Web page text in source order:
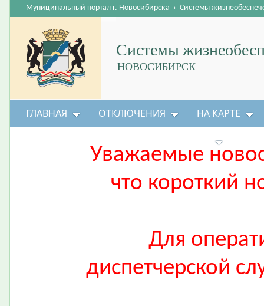
Системы
НОВОСИБИРСК
Муниципальный портал г. Новосибирска › Системы
ГЛАВНАЯ ОТКЛЮЧЕНИЯ НА КАРТЕ
Уважаемые
что короткий
Для
диспетчерской